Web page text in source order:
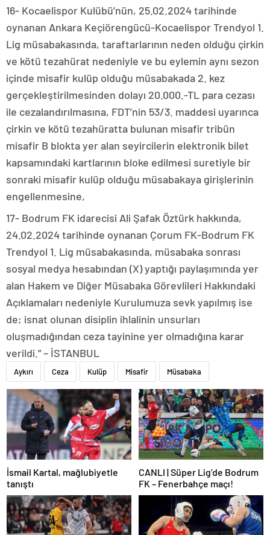
16- Kocaelispor Kulübü’nün, 25.02.2024 tarihinde
oynanan Ankara Keçiörengücü-Kocaelispor Trendyol 1.
Lig müsabakasında, taraftarlarının neden olduğu çirkin
ve kötü tezahürat nedeniyle ve bu eylemin aynı sezon
içinde misafir kulüp olduğu müsabakada 2. kez
gerçekleştirilmesinden dolayı 20.000.-TL para cezası
ile cezalandırılmasına, FDT’nin 53/3. maddesi uyarınca
çirkin ve kötü tezahüratta bulunan misafir tribün
misafir B blokta yer alan seyircilerin elektronik bilet
kapsamındaki kartlarının bloke edilmesi suretiyle bir
sonraki misafir kulüp olduğu müsabakaya girişlerinin
engellenmesine,
17- Bodrum FK idarecisi Ali Şafak Öztürk hakkında,
24.02.2024 tarihinde oynanan Çorum FK-Bodrum FK
Trendyol 1. Lig müsabakasında, müsabaka sonrası
sosyal medya hesabından (X) yaptığı paylaşımında yer
alan Hakem ve Diğer Müsabaka Görevlileri Hakkındaki
Açıklamaları nedeniyle Kurulumuza sevk yapılmış ise
de; isnat olunan disiplin ihlalinin unsurları
oluşmadığından ceza tayinine yer olmadığına karar
verildi.” – İSTANBUL
Aykırı Ceza Kulüp Misafir Müsabaka
İsmail Kartal, mağlubiyetle
tanıştı
CANLI | Süper Lig’de Bodrum
FK – Fenerbahçe maçı!